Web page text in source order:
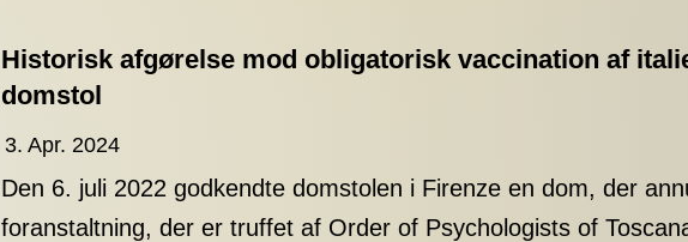
Historisk afgørelse mod obligatorisk vaccination af
domstol
3. Apr. 2024
Den 6. juli 2022 godkendte domstolen i Firenze en dom, der
foranstaltning, der er truffet af Order of Psychologists of